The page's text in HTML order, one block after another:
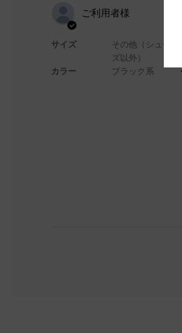
ご利用者様
サイズ
カラー
その他（シュー
ズ以外）
ブラック系